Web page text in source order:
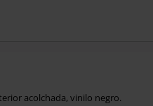
acolchada, vinilo negro.